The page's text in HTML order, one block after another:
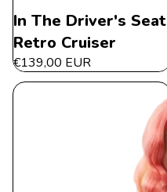
In The Driver's Seat
Retro Cruiser
€139,00 EUR